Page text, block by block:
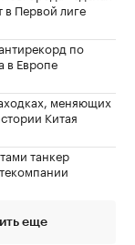
в Первой лиге
по
в Европе
меняющих
Китая
танкер
еще